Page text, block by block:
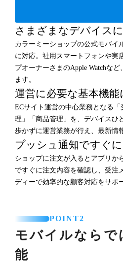
さまざまなデバイス
カラーミーショップの公式モバイ
に対応。社用スマートフォンや実
プオーナーさまのApple Watchな
ます。
運営に必要な基本機能
ECサイト運営の中心業務となる
理」「商品管理」を、デバイスひ
歩かずに運営業務が行え、最新情
プッシュ通知ですぐ
ショップに注文が入るとアプリか
ですぐに注文内容を確認し、受注
ディーで効率的な顧客対応をサポ
POINT2
モバイルならで
能